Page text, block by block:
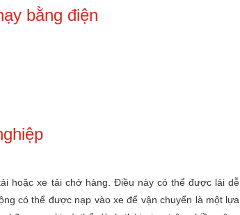
bằng điện
hoặc xe tải chở hàng. Điều này có thể được lái dễ
có thể được nạp vào xe để vận chuyển là một lựa